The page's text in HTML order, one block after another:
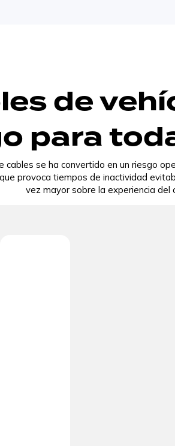
de
para
cables se ha convertido en un riesgo
provoca tiempos de inactividad
vez mayor sobre la experiencia del